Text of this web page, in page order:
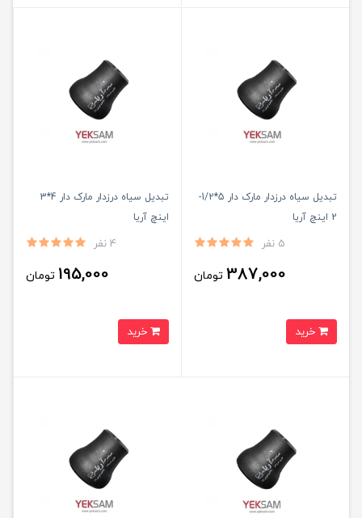
تبدیل سیاه درزدار مارک دار 5*1/2-
2 اینچ آریا
5 نفر
387,000 تومان
تبدیل سیاه درزدار مارک دار 4*3
اینچ آریا
4 نفر
195,000 تومان